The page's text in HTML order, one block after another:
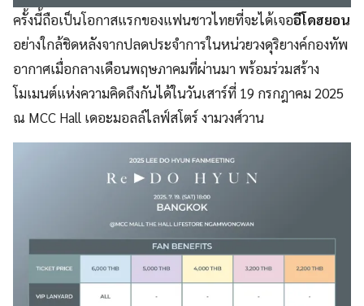
ครั้งนี้ถือเป็นโอกาสแรกของแฟนชาวไทยที่จะได้เจออีโดฮยอน
อย่างใกล้ชิดหลังจากปลดประจำการในหน่วยวงดุริยางค์กองทัพ
อากาศเมื่อกลางเดือนพฤษภาคมที่ผ่านมา พร้อมร่วมสร้าง
โมเมนต์แห่งความคิดถึงกันได้ในวันเสาร์ที่ 19 กรกฎาคม 2025
ณ MCC Hall เดอะมอลล์ไลฟ์สโตร์ งามวงศ์วาน